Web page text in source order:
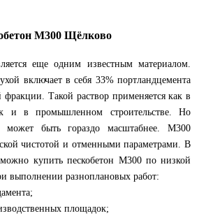
М300 Щёлково
еще одним известным материалом.
включает в себя 33% портландцемента
Такой раствор применяется как в
и в промышленном строительстве. Но
может быть гораздо масштабнее. М300
чистотой и отменными параметрами. В
купить пескобетон М300 по низкой
выполнении разноплановых работ:
площадок;